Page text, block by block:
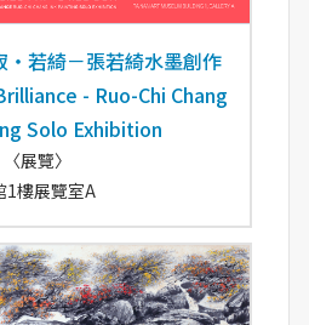
・若綺－張若綺水墨創作
- Ruo-Chi Chang
Solo Exhibition
〈展覽〉
1樓展覽室A